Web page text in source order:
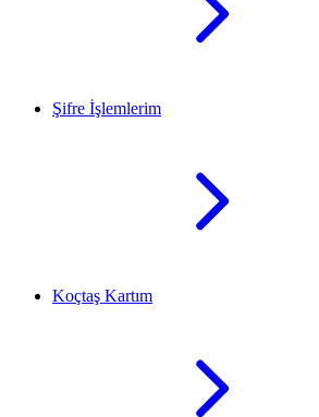
Şifre İşlemlerim
Koçtaş Kartım